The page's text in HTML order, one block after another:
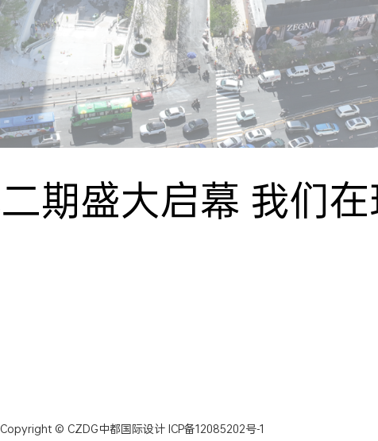
期盛大启幕 我们
Copyright © CZDG中都国际设计ICP备12085202号-1